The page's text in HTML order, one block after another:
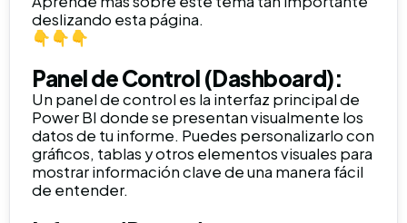
deslizando esta página.
👇👇👇
Panel de Control (Dashboard):
Un panel de control es la interfaz principal de
Power BI donde se presentan visualmente los
datos de tu informe. Puedes personalizarlo con
gráficos, tablas y otros elementos visuales para
mostrar información clave de una manera fácil
de entender.